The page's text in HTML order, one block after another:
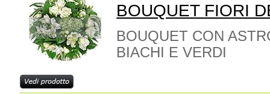
BOUQUET FIORI
BOUQUET CON
BIACHI E VERDI